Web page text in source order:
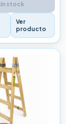
stock
Ver
producto